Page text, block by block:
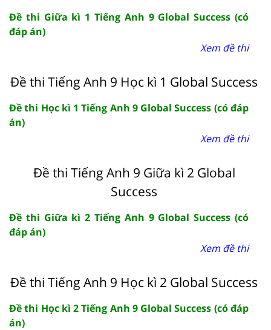
Đề thi Giữa kì 1 Tiếng Anh 9 Global Success (có
đáp án)
Xem đề thi
Đề thi Tiếng Anh 9 Học kì 1 Global Success
Đề thi Học kì 1 Tiếng Anh 9 Global Success (có đáp
án)
Xem đề thi
Đề thi Tiếng Anh 9 Giữa kì 2 Global
Success
Đề thi Giữa kì 2 Tiếng Anh 9 Global Success (có
đáp án)
Xem đề thi
Đề thi Tiếng Anh 9 Học kì 2 Global Success
Đề thi Học kì 2 Tiếng Anh 9 Global Success (có đáp
án)